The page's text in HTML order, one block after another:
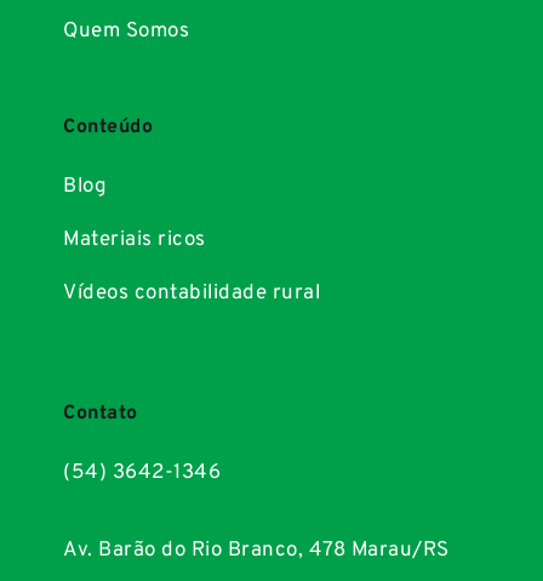
Quem Somos
Conteúdo
Blog
Materiais ricos
Vídeos contabilidade rural
Contato
(54) 3642-1346
Av. Barão do Rio Branco, 478 Marau/RS